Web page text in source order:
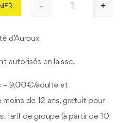
- +
d’Auroux
autorisés en laisse.
– 9,00€/adulte et
de 12 ans, gratuit pour
Tarif de groupe (à partir de 10